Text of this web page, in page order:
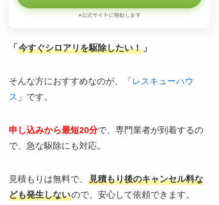
※公式サイトに移動します
「 今すぐシロアリを駆除したい！」
そんな方におすすめなのが、「 レスキューハウ
ス 」です。
申し込みから最短20分で、専門業者が到着するの
で、急な駆除にも対応。
見積もりは無料で、 見積もり後のキャンセル料な
ども発生しないので、安心して依頼できます。